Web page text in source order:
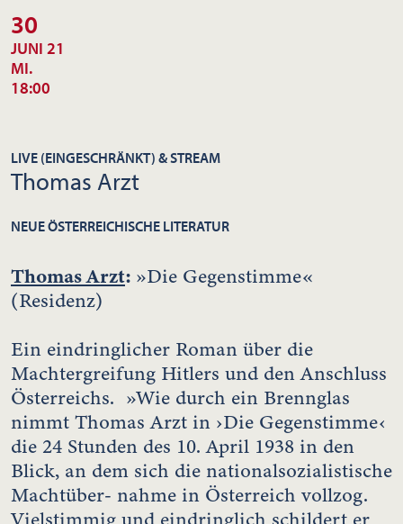
30
JUNI 21
MI.
18:00
LIVE (EINGESCHRÄNKT) & STREAM
Thomas Arzt
NEUE ÖSTERREICHISCHE LITERATUR
Thomas Arzt: »Die Gegenstimme«
(Residenz)
Ein eindringlicher Roman über die
Machtergreifung Hitlers und den Anschluss
Österreichs. »Wie durch ein Brennglas
nimmt Thomas Arzt in ›Die Gegenstimme‹
die 24 Stunden des 10. April 1938 in den
Blick, an dem sich die nationalsozialistische
Machtüber- nahme in Österreich vollzog.